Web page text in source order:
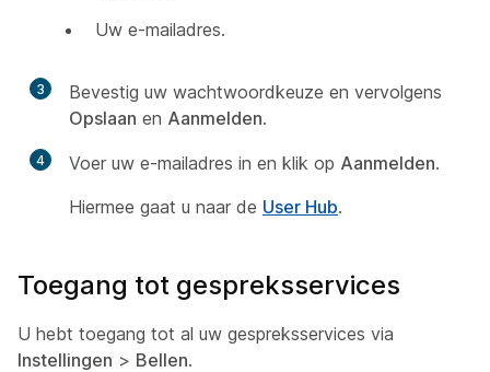
Uw e-mailadres.
3
Bevestig uw wachtwoordkeuze en vervolgens
Opslaan en Aanmelden.
4 Voer uw e-mailadres in en klik op Aanmelden.
Hiermee gaat u naar de User Hub.
Toegang tot gespreksservices
U hebt toegang tot al uw gespreksservices via
Instellingen > Bellen.